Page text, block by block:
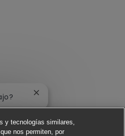
Cerrar notificación de
y tecnologías similares,
nos permiten, por